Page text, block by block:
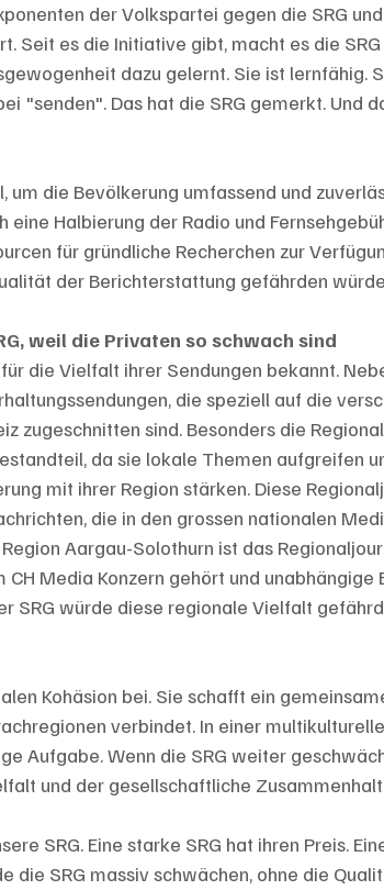
der Volkspartei gegen die SRG
Seit es die Initiative gibt, macht es die SRG
dazu gelernt. Sie ist lernfähig.
"senden". Das hat die SRG gemerkt. Und
um die Bevölkerung umfassend und
eine Halbierung der Radio und
für gründliche Recherchen zur
der Berichterstattung gefährden
weil die Privaten so schwach sind
die Vielfalt ihrer Sendungen bekannt.
die speziell auf die
zugeschnitten sind. Besonders die
da sie lokale Themen aufgreifen
mit ihrer Region stärken. Diese
die in den grossen nationalen
Aargau-Solothurn ist das
CH Media Konzern gehört und
SRG würde diese regionale Vielfalt
Kohäsion bei. Sie schafft ein
verbindet. In einer
Aufgabe. Wenn die SRG weiter
und der gesellschaftliche
SRG. Eine starke SRG hat ihren Preis.
die SRG massiv schwächen, ohne die